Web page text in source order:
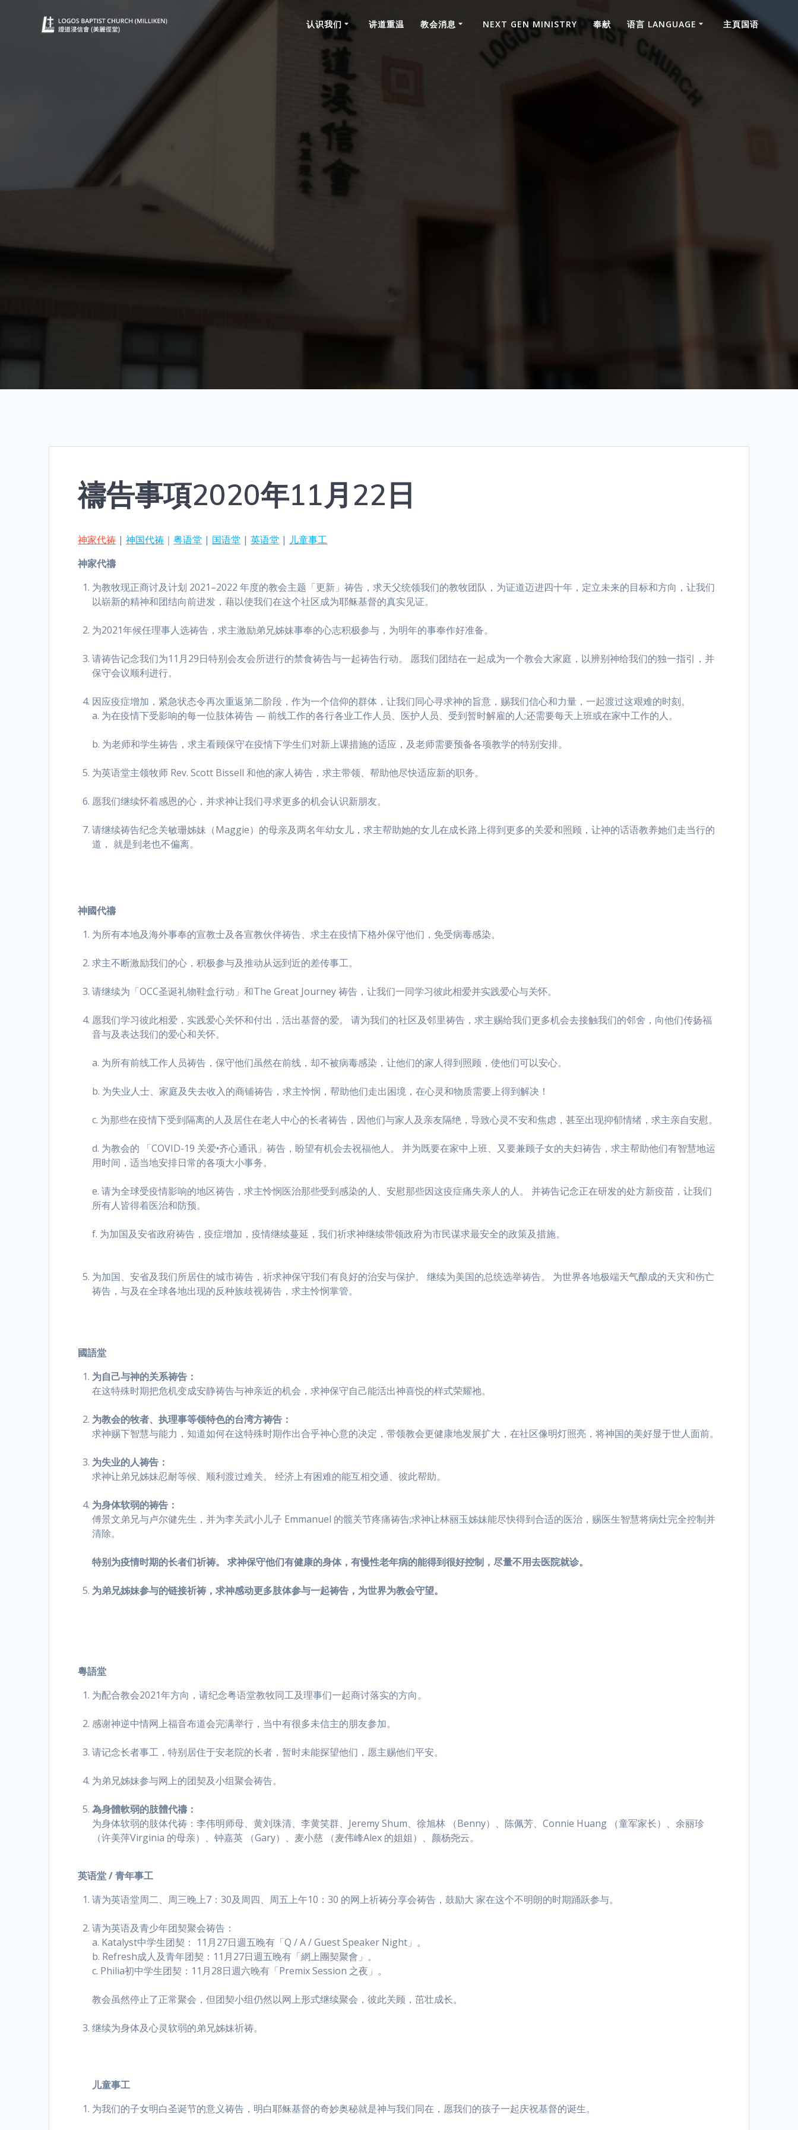
认识我们 讲道重温 教会消息 NEXT GEN MINISTRY 奉献 语言 LANGUAGE 主頁国语
禱告事項2020年11月22日
神家代祷 |神国代祷 ｜粤语堂 | 国语堂 |英语堂 | 儿童事工
神家代禱
为教牧现正商讨及计划 2021–2022 年度的教会主题「更新」祷告，求天父统领我们的教牧团队，为证道迈进四十年，定立未来的目标和方向，让我们
以崭新的精神和团结向前进发，藉以使我们在这个社区成为耶稣基督的真实见证。
为2021年候任理事人选祷告，求主激励弟兄姊妹事奉的心志积极参与，为明年的事奉作好准备。
请祷告记念我们为11月29日特别会友会所进行的禁食祷告与一起祷告行动。 愿我们团结在一起成为一个教会大家庭，以辨别神给我们的独一指引，并
保守会议顺利进行。
因应疫症增加，紧急状态令再次重返第二阶段，作为一个信仰的群体，让我们同心寻求神的旨意，赐我们信心和力量，一起渡过这艰难的时刻。
a. 为在疫情下受影响的每一位肢体祷告 — 前线工作的各行各业工作人员、医护人员、受到暂时解雇的人;还需要每天上班或在家中工作的人。
b. 为老师和学生祷告，求主看顾保守在疫情下学生们对新上课措施的适应，及老师需要预备各项教学的特别安排。
为英语堂主领牧师 Rev. Scott Bissell 和他的家人祷告，求主带领、帮助他尽快适应新的职务。
愿我们继续怀着感恩的心，并求神让我们寻求更多的机会认识新朋友。
请继续祷告纪念关敏珊姊妹（Maggie）的母亲及两名年幼女儿，求主帮助她的女儿在成长路上得到更多的关爱和照顾，让神的话语教养她们走当行的
道， 就是到老也不偏离。
神國代禱
为所有本地及海外事奉的宣教士及各宣教伙伴祷告、求主在疫情下格外保守他们，免受病毒感染。
求主不断激励我们的心，积极参与及推动从远到近的差传事工。
请继续为「OCC圣诞礼物鞋盒行动」和The Great Journey 祷告，让我们一同学习彼此相爱并实践爱心与关怀。
愿我们学习彼此相爱，实践爱心关怀和付出，活出基督的爱。 请为我们的社区及邻里祷告，求主赐给我们更多机会去接触我们的邻舍，向他们传扬福
音与及表达我们的爱心和关怀。
a. 为所有前线工作人员祷告，保守他们虽然在前线，却不被病毒感染，让他们的家人得到照顾，使他们可以安心。
b. 为失业人士、家庭及失去收入的商铺祷告，求主怜悯，帮助他们走出困境，在心灵和物质需要上得到解决！
c. 为那些在疫情下受到隔离的人及居住在老人中心的长者祷告，因他们与家人及亲友隔绝，导致心灵不安和焦虑，甚至出现抑郁情绪，求主亲自安慰。
d. 为教会的 「COVID-19 关爱•齐心通讯」祷告，盼望有机会去祝福他人。 并为既要在家中上班、又要兼顾子女的夫妇祷告，求主帮助他们有智慧地运
用时间，适当地安排日常的各项大小事务。
e. 请为全球受疫情影响的地区祷告，求主怜悯医治那些受到感染的人、安慰那些因这疫症痛失亲人的人。 并祷告记念正在研发的处方新疫苗，让我们
所有人皆得着医治和防预。
f. 为加国及安省政府祷告，疫症增加，疫情继续蔓延，我们祈求神继续带领政府为市民谋求最安全的政策及措施。
为加国、安省及我们所居住的城市祷告，祈求神保守我们有良好的治安与保护。 继续为美国的总统选举祷告。 为世界各地极端天气酿成的天灾和伤亡
祷告，与及在全球各地出现的反种族歧视祷告，求主怜悯掌管。
國語堂
为自己与神的关系祷告 ：
在这特殊时期把危机变成安静祷告与神亲近的机会，求神保守自己能活出神喜悦的样式荣耀祂。
为教会的牧者、执理事等领特色的台湾方祷告 ：
求神赐下智慧与能力，知道如何在这特殊时期作出合乎神心意的决定，带领教会更健康地发展扩大，在社区像明灯照亮，将神国的美好显于世人面前。
为失业的人祷告 ：
求神让弟兄姊妹忍耐等候、顺利渡过难关。 经济上有困难的能互相交通、彼此帮助。
为身体软弱的祷告 ：
傅景文弟兄与卢尔健先生，并为李关武小儿子 Emmanuel 的髋关节疼痛祷告;求神让林丽玉姊妹能尽快得到合适的医治，赐医生智慧将病灶完全控制并
清除。
特别为疫情时期的长者们祈祷。 求神保守他们有健康的身体，有慢性老年病的能得到很好控制，尽量不用去医院就诊。
为弟兄姊妹参与的链接祈祷 ，求神感动更多肢体参与一起祷告，为世界为教会守望。
粵語堂
为配合教会2021年方向，请纪念粤语堂教牧同工及理事们一起商讨落实的方向。
感谢神逆中情网上福音布道会完满举行，当中有很多未信主的朋友参加。
请记念长者事工，特别居住于安老院的长者，暂时未能探望他们，愿主赐他们平安。
为弟兄姊妹参与网上的团契及小组聚会祷告。
為身體軟弱的肢體代禱：
为身体软弱的肢体代祷：李伟明师母、黄刘珠清、李黄笑群、Jeremy Shum、徐旭林 （Benny）、陈佩芳、Connie Huang （童军家长）、余丽珍
（许美萍Virginia 的母亲）、钟嘉英 （Gary）、麦小慈 （麦伟峰Alex 的姐姐）、颜杨尧云。
英语堂 / 青年事工
请为英语堂周二、周三晚上7：30及周四、周五上午10：30 的网上祈祷分享会祷告，鼓励大 家在这个不明朗的时期踊跃参与。
请为英语及青少年团契聚会祷告：
a. Katalyst中学生团契： 11月27日週五晚有「Q / A / Guest Speaker Night」。
b. Refresh成人及青年团契：11月27日週五晚有「網上團契聚會」。
c. Philia初中学生团契：11月28日週六晚有「Premix Session 之夜」。
教会虽然停止了正常聚会，但团契小组仍然以网上形式继续聚会，彼此关顾，茁壮成长。
继续为身体及心灵软弱的弟兄姊妹祈祷。
儿童事工
为我们的子女明白圣诞节的意义祷告，明白耶稣基督的奇妙奥秘就是神与我们同在，愿我们的孩子一起庆祝基督的诞生。